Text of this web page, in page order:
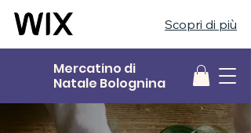
Scopri di più